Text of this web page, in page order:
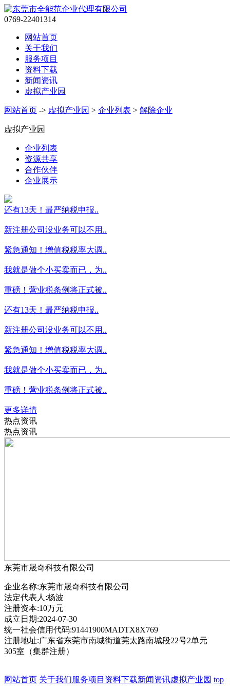
0769-22401314
网站首页
关于我们
服务项目
资料下载
新闻资讯
虚拟产业园
网站首页 -> 虚拟产业园 > 企业列表 > 解除企业
虚拟产业园
企业列表
资源共享
合作伙伴
企业展示
还有13天！最严纳税申报..
新注册公司没业务可以不用..
紧急通知！增值税税率大调..
我就是做个小买卖而已，为..
重磅！营业税条例将正式被..
还有13天！最严纳税申报..
新注册公司没业务可以不用..
紧急通知！增值税税率大调..
我就是做个小买卖而已，为..
重磅！营业税条例将正式被..
更多详情
热点资讯
热点资讯
东莞市晟奇科技有限公司
企业名称:东莞市晟奇科技有限公司
法定代表人:杨波
注册资本:10万元
成立日期:2024-07-30
统一社会信用代码:91441900MADTX8X769
注册地址:广东省东莞市南城街道莞太路南城段22号2单元
305室（集群注册）
网站首页 关于我们服务项目 资料下载新闻资讯虚拟产业园 top